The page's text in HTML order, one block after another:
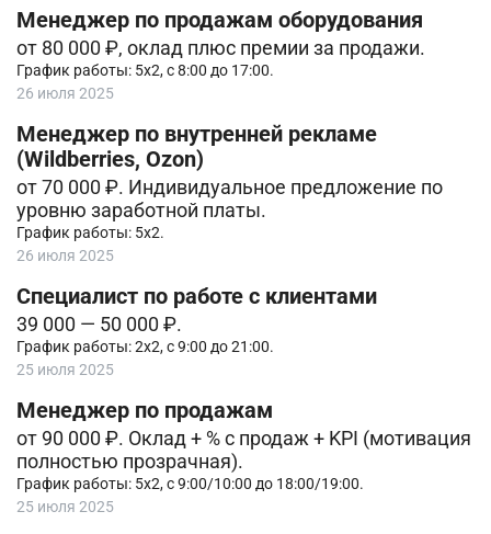
Менеджер по продажам оборудования
от 80 000 ₽, оклад плюс премии за продажи.
График работы: 5х2, с 8:00 до 17:00.
26 июля 2025
Менеджер по внутренней рекламе
(Wildberries, Ozon)
от 70 000 ₽. Индивидуальное предложение по
уровню заработной платы.
График работы: 5х2.
26 июля 2025
Специалист по работе с клиентами
39 000 — 50 000 ₽.
График работы: 2х2, с 9:00 до 21:00.
25 июля 2025
Менеджер по продажам
от 90 000 ₽. Оклад + % с продаж + KPI (мотивация
полностью прозрачная).
График работы: 5х2, с 9:00/10:00 до 18:00/19:00.
25 июля 2025